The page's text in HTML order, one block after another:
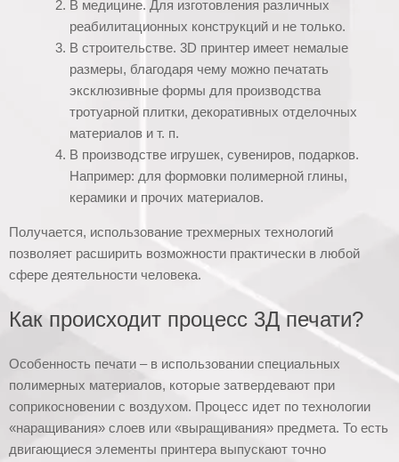
В медицине. Для изготовления различных
реабилитационных конструкций и не только.
В строительстве. 3D принтер имеет немалые
размеры, благодаря чему можно печатать
эксклюзивные формы для производства
тротуарной плитки, декоративных отделочных
материалов и т. п.
В производстве игрушек, сувениров, подарков.
Например: для формовки полимерной глины,
керамики и прочих материалов.
Получается, использование трехмерных технологий
позволяет расширить возможности практически в любой
сфере деятельности человека.
Как происходит процесс 3Д печати?
Особенность печати – в использовании специальных
полимерных материалов, которые затвердевают при
соприкосновении с воздухом. Процесс идет по технологии
«наращивания» слоев или «выращивания» предмета. То есть
двигающиеся элементы принтера выпускают точно